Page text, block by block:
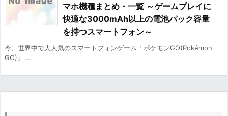
マホ機種まとめ・一覧 ～ゲームプレイに
快適な3000mAh以上の電池パック容量
を持つスマートフォン～
今、世界中で大人気のスマートフォンゲーム「ポケモンGO(Pokémon
GO)」 ...